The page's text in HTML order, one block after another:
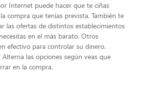
Internet puede hacer que te ciñas
compra que tenías prevista. También te
las ofertas de distintos establecimientos
en el más barato. Otros
efectivo para controlar su dinero.
Alterna las opciones según veas que
en la compra.